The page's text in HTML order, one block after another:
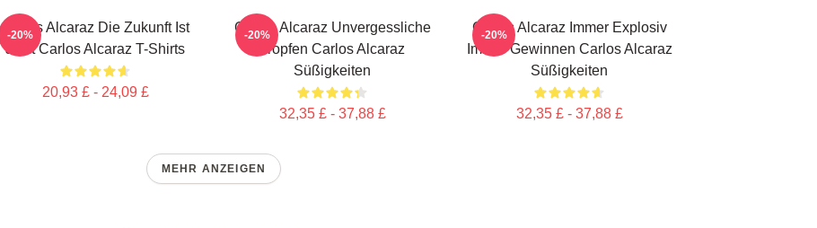
Carlos Alcaraz Die Zukunft Ist
Jetzt Carlos Alcaraz T-Shirts
20,93 £ - 24,09 £
-20%
Carlos Alcaraz Unvergessliche
Tropfen Carlos Alcaraz
Süßigkeiten
32,35 £ - 37,88 £
-20%
Carlos Alcaraz Immer Explosiv
Immer Gewinnen Carlos Alcaraz
Süßigkeiten
32,35 £ - 37,88 £
-20%
MEHR ANZEIGEN